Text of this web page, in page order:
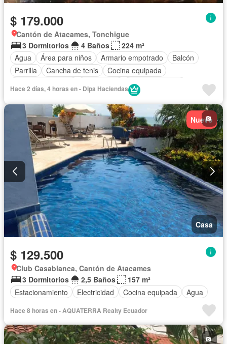
$ 179.000
Cantón de Atacames, Tonchigue
3 Dormitorios
4 Baños
224 m²
Agua
Área para niños Armario empotrado
Balcón
Parrilla
Cancha de tenis
Cocina equipada
Estacionamiento
Jardín
Conserje
Seguridad Vista panorámica
Hace 2 días, 4 horas en - Dipa Haciendas
Nuevo
Casa
$ 129.500
Club Casablanca, Cantón de Atacames
3 Dormitorios
2,5 Baños
157 m²
Estacionamiento
Electricidad Cocina equipada Agua
Hace 8 horas en - AQUATERRA Realty Ecuador